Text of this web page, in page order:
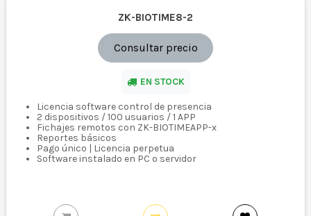
ZK-BIOTIME8-2
Consultar precio
EN STOCK
Licencia software control de presencia
2 dispositivos / 100 usuarios / 1 APP
Fichajes remotos con ZK-BIOTIMEAPP-x
Reportes básicos
Pago único | Licencia perpetua
Software instalado en PC o servidor